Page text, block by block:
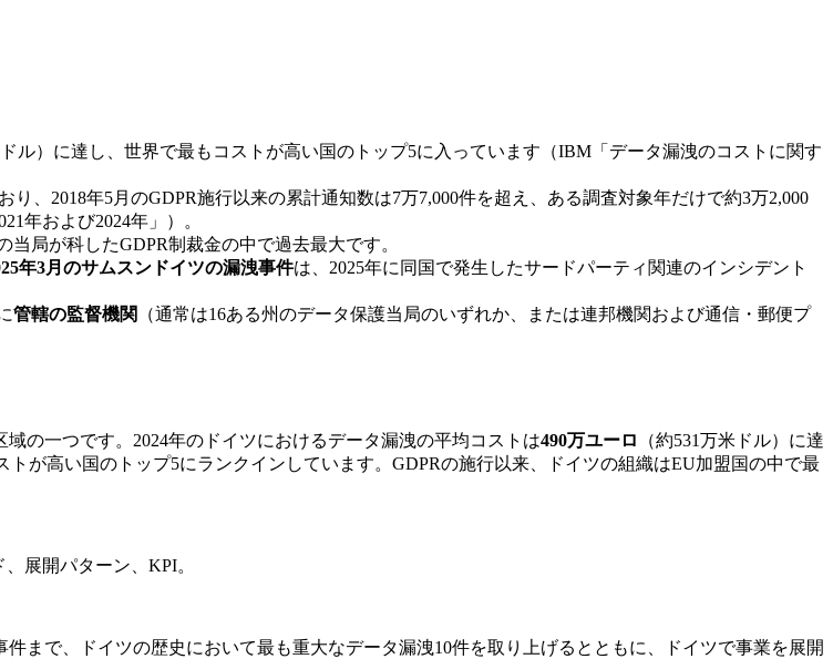
ドル）に達し、世界で最もコストが高い国のトップ5に入っています（IBM「データ漏洩のコストに関す
り、2018年5月のGDPR施行以来の累計通知数は7万7,000件を超え、ある調査対象年だけで約3万2,000
年および2024年」）。
当局が科したGDPR制裁金の中で過去最大です。
年3月のサムスンドイツの漏洩事件は、2025年に同国で発生したサードパーティ関連のインシデント
管轄の監督機関
（通常は16ある州のデータ保護当局のいずれか、または連邦機関および通信・郵便プ
の一つです。2024年のドイツにおけるデータ漏洩の平均コストは490万ユーロ
（約531万米ドル）に達
トが高い国のトップ5にランクインしています。GDPRの施行以来、ドイツの組織はEU加盟国の中で最
展開パターン、KPI。
まで、ドイツの歴史において最も重大なデータ漏洩10件を取り上げるとともに、ドイツで事業を展開